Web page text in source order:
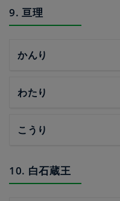
9. 亘理
かんり
わたり
こうり
10. 白石蔵王